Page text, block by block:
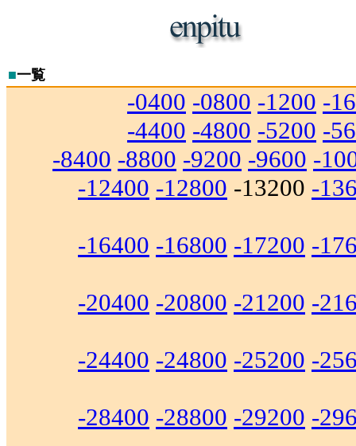
■一覧
-0400 -0800 -1200 -
-4400 -4800 -5200 -
-8400 -8800 -9200 -9600 -
-12400 -12800 -13200 -
-16400 -16800 -17200 -
-20400 -20800 -21200 -
-24400 -24800 -25200 -
-28400 -28800 -29200 -